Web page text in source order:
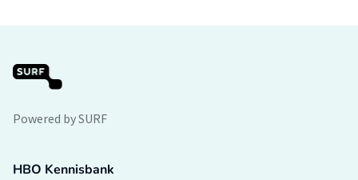
Powered by SURF
HBO Kennisbank